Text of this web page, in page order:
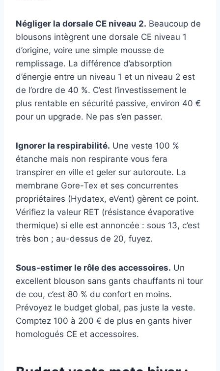
Négliger la dorsale CE niveau 2. Beaucoup de
blousons intègrent une dorsale CE niveau 1
d’origine, voire une simple mousse de
remplissage. La différence d’absorption
d’énergie entre un niveau 1 et un niveau 2 est
de l’ordre de 40 %. C’est l’investissement le
plus rentable en sécurité passive, environ 40 €
pour un upgrade. Ne pas s’en passer.
Ignorer la respirabilité. Une veste 100 %
étanche mais non respirante vous fera
transpirer en ville et geler sur autoroute. La
membrane Gore-Tex et ses concurrentes
propriétaires (Hydatex, eVent) gèrent ce point.
Vérifiez la valeur RET (résistance évaporative
thermique) si elle est annoncée : sous 13, c’est
très bon ; au-dessus de 20, fuyez.
Sous-estimer le rôle des accessoires. Un
excellent blouson sans gants chauffants ni tour
de cou, c’est 80 % du confort en moins.
Prévoyez le budget global, pas juste la veste.
Comptez 100 à 200 € de plus en gants hiver
homologués CE et accessoires.